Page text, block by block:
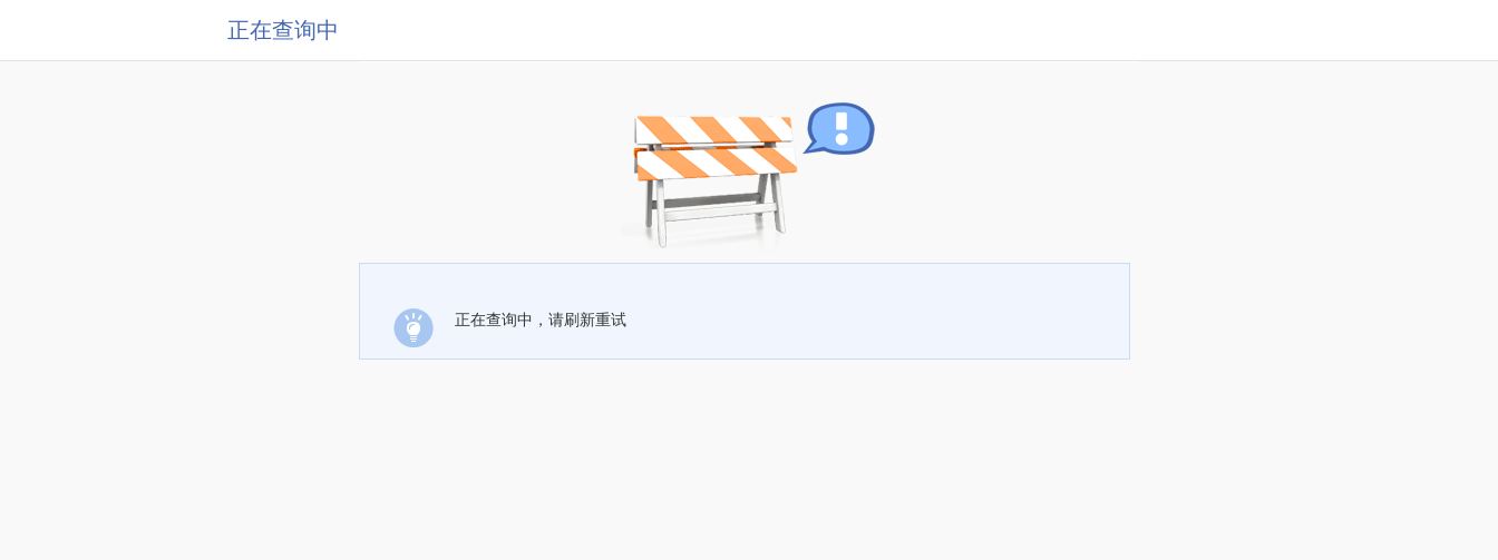
正在查询中
正在查询中，请刷新重试